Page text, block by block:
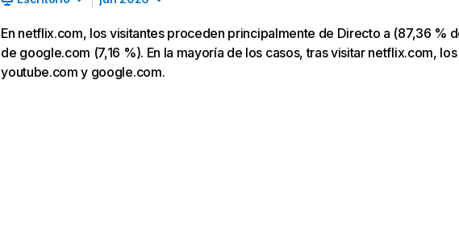
En netflix.com, los visitantes proceden principalmente de Directo a (87,36 %
de google.com (7,16 %). En la mayoría de los casos, tras visitar netflix.com,
youtube.com y google.com.